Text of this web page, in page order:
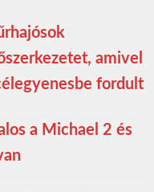
amivel
fordult
a Michael 2 és